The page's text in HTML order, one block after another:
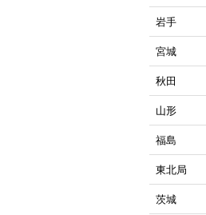
岩手
宮城
秋田
山形
福島
東北局
茨城